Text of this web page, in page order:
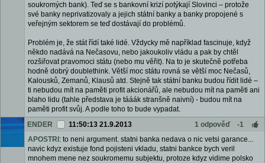
soukromých bank). Teď se s bankovní krizí potýkají Slovinci – protože
své banky neprivatizovaly a jejich státní banky a banky propojené s
veřejným sektorem se teď dostávají do problémů.
Problém je, že stát řídí také lidé. Vždycky mě například fascinuje, když
někdo nadává na Nečasovu, nebo jakoukoliv vládu a pak by chtěl
rozšiřovat pravomoci státu (nebo mu věřit). Na to je skutečně potřeba
hodně dobrý doublethink. Větší moc státu rovná se větší moc Nečasů,
Kalousků, Zemanů, Klausů atd. Stejně tak státní banku budou řídit lidé –
ti nebudou mít na paměti profit akcionářů, ale nebudou mít na paměti ani
blaho lidu (tahle představa je tááák stranšně naivní) - budou mít na
paměti profit svůj. A podle toho to bude vypadat.
ENDER
11:50:13 21.9.2013 1 odpověď
-1
APOSTRI : to neni argument. statni banka nedava o nic vetsi garance...
navic kdyz existuje fond pojisteni vkladu, statni bankce bych veril
mnohem mene nez soukromemu subjektu, protoze kdyz vidime polsko